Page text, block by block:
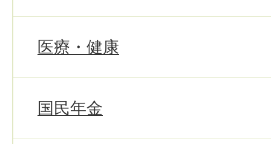
医療・健康
国民年金